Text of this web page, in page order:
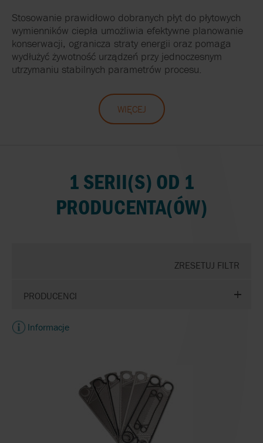
Stosowanie prawidłowo dobranych płyt do płytowych
wymienników ciepła umożliwia efektywne planowanie
konserwacji, ogranicza straty energii oraz pomaga
wydłużyć żywotność urządzeń przy jednoczesnym
utrzymaniu stabilnych parametrów procesu.
WIĘCEJ
1 SERII(S) OD 1
PRODUCENTA(ÓW)
ZRESETUJ FILTR
PRODUCENCI
Informacje